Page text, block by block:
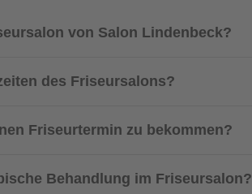
von Salon Lindenbeck?
des Friseursalons?
Friseurtermin zu bekommen?
Behandlung im Friseursalon?